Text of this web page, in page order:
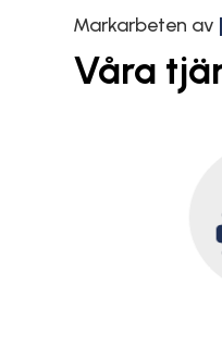
Markarbeten av
Våra